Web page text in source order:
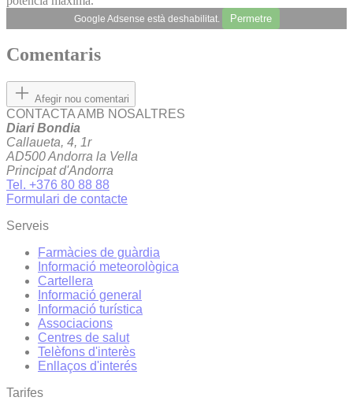
Google Adsense està deshabilitat. Permetre
Comentaris
Afegir nou comentari
CONTACTA AMB NOSALTRES
Diari Bondia
Callaueta, 4, 1r
AD500 Andorra la Vella
Principat d'Andorra
Tel. +376 80 88 88
Formulari de contacte
Serveis
Farmàcies de guàrdia
Informació meteorològica
Cartellera
Informació general
Informació turística
Associacions
Centres de salut
Telèfons d'interès
Enllaços d'interés
Tarifes